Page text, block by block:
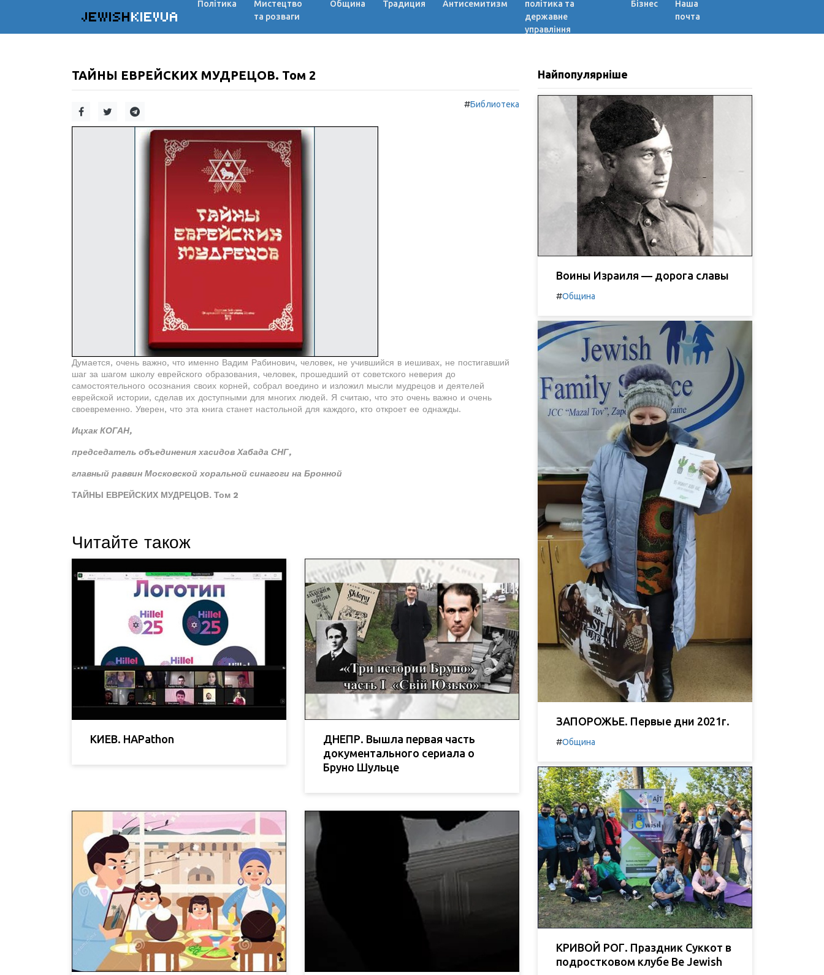
JEWISHKIEVUA
Політика
Мистецтво
та розваги
Община Традиция Антисемитизм
політика та
державне
управління
Бізнес
Наша
почта
ТАЙНЫ ЕВРЕЙСКИХ МУДРЕЦОВ. Том 2
#Библиотека
Думается, очень важно, что именно Вадим Рабинович, человек, не учившийся в иешивах, не постигавший
шаг за шагом школу еврейского образования, человек, прошедший от советского неверия до
самостоятельного осознания своих корней, собрал воедино и изложил мысли мудрецов и деятелей
еврейской истории, сделав их доступными для многих людей. Я считаю, что это очень важно и очень
своевременно. Уверен, что эта книга станет настольной для каждого, кто откроет ее однажды.
Ицхак КОГАН,
председатель объединения хасидов Хабада СНГ,
главный раввин Московской хоральной синагоги на Бронной
ТАЙНЫ ЕВРЕЙСКИХ МУДРЕЦОВ. Том 2
Читайте також
КИЕВ. HAPathon
ДНЕПР. Вышла первая часть
документального сериала о
Бруно Шульце
Найпопулярніше
Воины Израиля — дорога славы
#Община
ЗАПОРОЖЬЕ. Первые дни 2021г.
#Община
КРИВОЙ РОГ. Праздник Суккот в
подростковом клубе Be Jewish